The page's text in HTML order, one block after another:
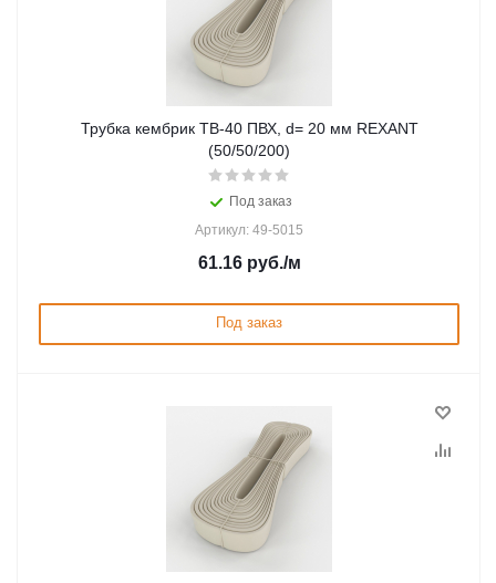
Трубка кембрик ТВ-40 ПВХ, d= 20 мм REXANT
(50/50/200)
Под заказ
Артикул: 49-5015
61.16руб./м
Под заказ